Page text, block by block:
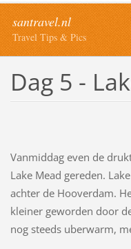
santravel.nl
Travel Tips & Pics
Dag 5 -
Vanmiddag even de
Lake Mead gereden.
achter de Hooverdam.
kleiner geworden door
nog steeds uberwarm,